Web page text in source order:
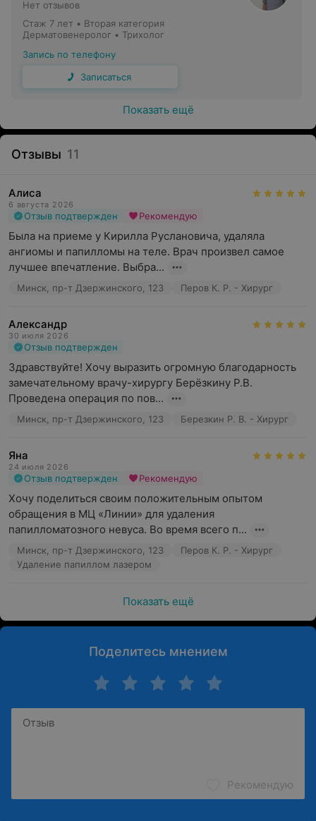
Нет отзывов
Стаж 7 лет • Вторая категория
Дерматовенеролог • Трихолог
Запись по телефону
Записаться
Показать ещё
Отзывы 11
Алиса
6 августа 2026
Отзыв подтвержден Рекомендую
Была на приеме у Кирилла Руслановича, удаляла
ангиомы и папилломы на теле. Врач произвел самое
лучшее впечатление. Выбра...
Минск, пр-т Дзержинского, 123 Перов К. Р. - Хирург
Александр
30 июля 2026
Отзыв подтвержден
Здравствуйте! Хочу выразить огромную благодарность
замечательному врачу-хирургу Берёзкину Р.В.
Проведена операция по пов...
Минск, пр-т Дзержинского, 123 Березкин Р. В. - Хирург
Яна
24 июля 2026
Отзыв подтвержден Рекомендую
Хочу поделиться своим положительным опытом
обращения в МЦ «Линии» для удаления
папилломатозного невуса. Во время всего п...
Минск, пр-т Дзержинского, 123
Перов К. Р. - Хирург
Удаление папиллом лазером
Показать ещё
Поделитесь мнением
Рекомендую